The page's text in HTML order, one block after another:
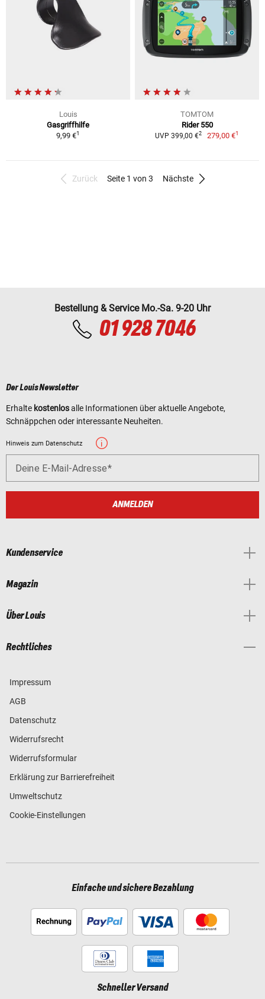
Louis
Gasgriffhilfe
9,99 €1
TOMTOM
Rider 550
UVP 399,00 €2 279,00 €1
Zurück Seite 1 von 3 Nächste
Bestellung & Service Mo.-Sa. 9-20 Uhr
01 928 7046
Der Louis Newsletter
Erhalte kostenlosalle Informationen über aktuelle Angebote,
Schnäppchen oder interessante Neuheiten.
Hinweis zum Datenschutz
Deine E-Mail-Adresse
ANMELDEN
Kundenservice
Magazin
Über Louis
Rechtliches
Impressum
AGB
Datenschutz
Widerrufsrecht
Widerrufsformular
Erklärung zur Barrierefreiheit
Umweltschutz
Cookie-Einstellungen
Einfache und sichere Bezahlung
Schneller Versand